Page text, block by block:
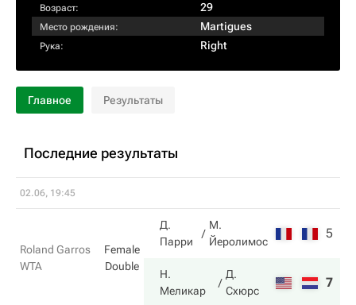
Возраст: 29
Место рождения: Martigues
Рука: Right
Главное Результаты
Последние результаты
02.06, 19:45
Roland Garros
WTA
Female
Double
Д.
Парри
М.
Йеролимос
5
Н.
Меликар
Д.
Схюрс
7